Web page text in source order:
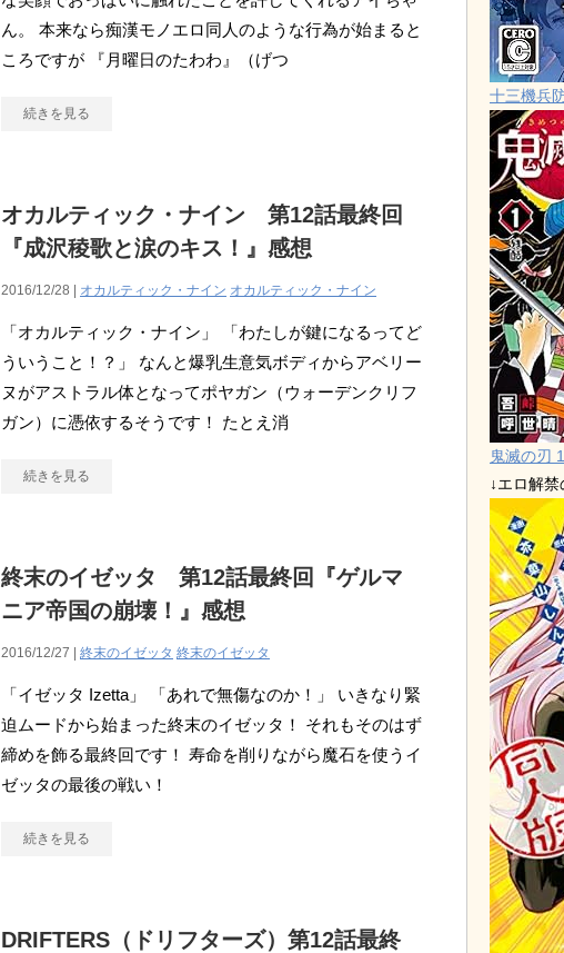
ん。 本来なら痴漢モノエロ同人のような行為が始まると
ころですが 『月曜日のたわわ』（げつ
続きを見る
オカルティック・ナイン 第12話最終回
『成沢稜歌と涙のキス！』感想
2016/12/28 | オカルティック・ナイン オカルティック・ナイン
「オカルティック・ナイン」 「わたしが鍵になるってど
ういうこと！？」 なんと爆乳生意気ボディからアベリー
ヌがアストラル体となってポヤガン（ウォーデンクリフ
ガン）に憑依するそうです！ たとえ消
続きを見る
終末のイゼッタ 第12話最終回『ゲルマ
ニア帝国の崩壊！』感想
2016/12/27 | 終末のイゼッタ 終末のイゼッタ
「イゼッタ Izetta」 「あれで無傷なのか！」 いきなり緊
迫ムードから始まった終末のイゼッタ！ それもそのはず
締めを飾る最終回です！ 寿命を削りながら魔石を使うイ
ゼッタの最後の戦い！
続きを見る
DRIFTERS（ドリフターズ）第12話最終
十三機兵
鬼滅の刃
↓エロ解